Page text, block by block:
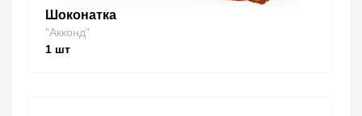
Шоконатка
"Акконд"
1 шт